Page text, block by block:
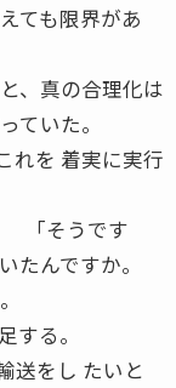
ても限界があ
、真の合理化は
ていた。
れを 着実に実行
「そうです
たんですか。
する。
送をし たいと